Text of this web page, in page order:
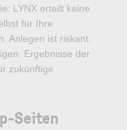
LYNX erteilt keine
für Ihre
Anlegen ist riskant.
Ergebnisse der
zukünftige
Seiten